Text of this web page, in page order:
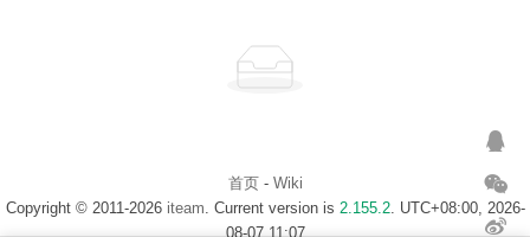
首页- Wiki
Copyright © 2011-2026 iteam. Current version is 2.155.2. UTC+08:00, 2026-
08-07 11:07